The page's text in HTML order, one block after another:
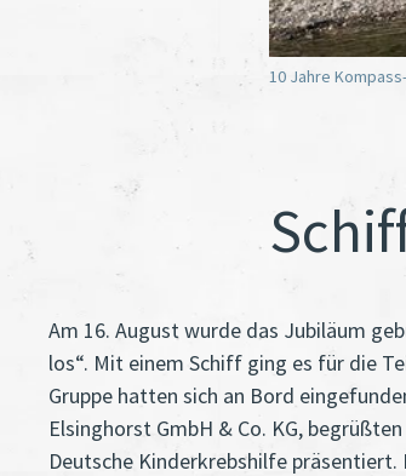
10 Jahre
Am 16. August wurde das Jubiläum
los“. Mit einem Schiff ging es für die
Gruppe hatten sich an Bord
Elsinghorst GmbH & Co. KG,
Deutsche Kinderkrebshilfe